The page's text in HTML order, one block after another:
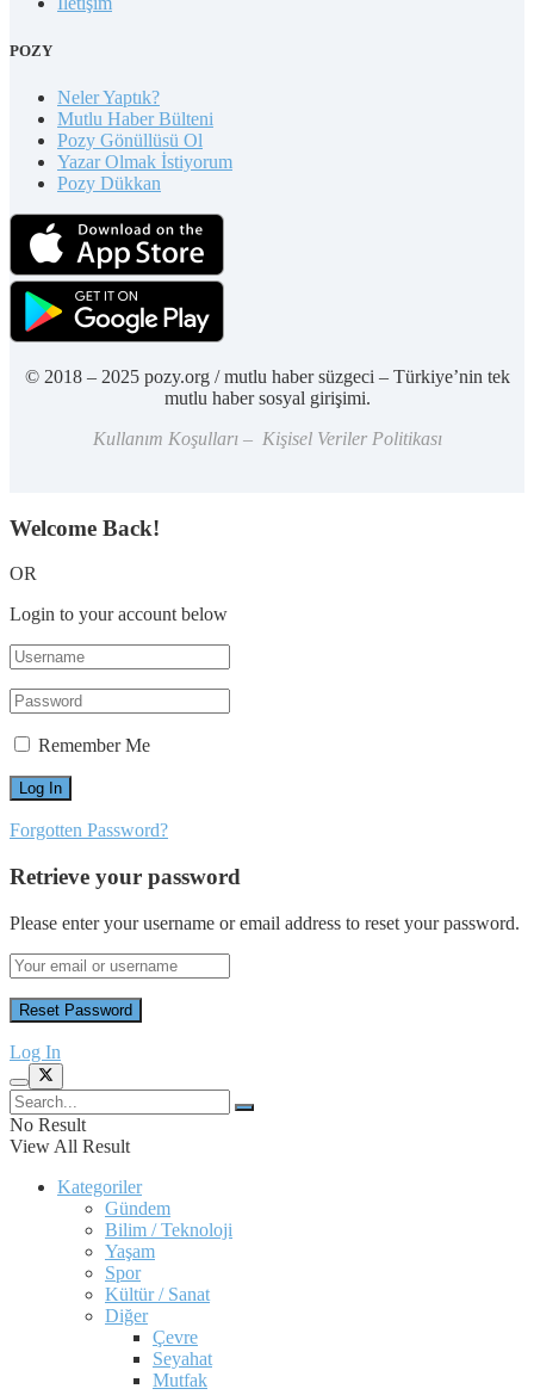
POZY
Neler Yaptık?
Mutlu Haber Bülteni
Pozy Gönüllüsü Ol
Yazar Olmak İstiyorum
Pozy Dükkan
© 2018 – 2025 pozy.org / mutlu haber süzgeci – Türkiye’nin tek
mutlu haber sosyal girişimi.
Kullanım Koşulları – Kişisel Veriler Politikası
Welcome Back!
OR
Login to your account below
Remember Me
Forgotten Password?
Retrieve your password
Please enter your username or email address to reset your password.
Log In
No Result
View All Result
Kategoriler
Gündem
Bilim / Teknoloji
Yaşam
Spor
Kültür / Sanat
Diğer
Çevre
Seyahat
Mutfak